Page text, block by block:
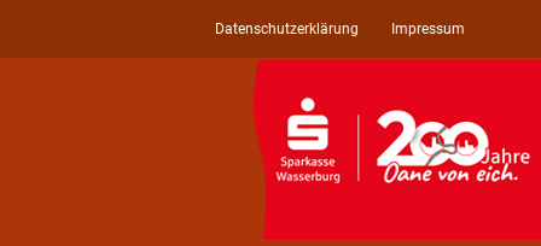
Datenschutzerklärung Impressum